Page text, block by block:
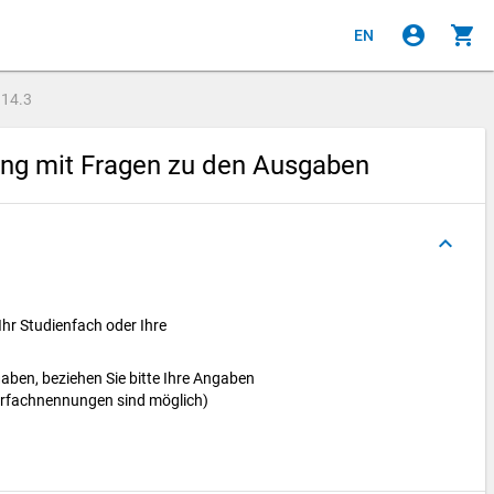
EN account_circle shopping_cart
14.3
mit Fragen zu den Ausgaben
keyboard_arrow_up
Studienfach oder Ihre
beziehen Sie bitte Ihre Angaben
sind möglich)